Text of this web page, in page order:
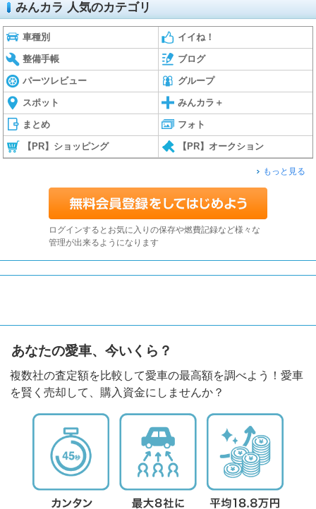
みんカラ 人気のカテゴリ
車種別 イイね！
整備手帳 ブログ
パーツレビュー グループ
スポット みんカラ＋
まとめ フォト
【PR】ショッピング 【PR】オークション
もっと見る
ログインするとお気に入りの保存や燃費記録など様々な
管理が出来るようになります
あなたの愛車、今いくら？
複数社の査定額を比較して愛車の最高額を調べよう！愛車
を賢く売却して、購入資金にしませんか？